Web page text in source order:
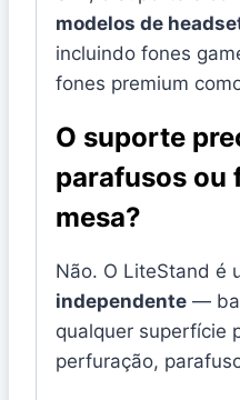
modelos de
incluindo fones
fones premium
O suporte
parafusos ou
mesa?
Não. O LiteStand é
independente —
qualquer superfície
perfuração,